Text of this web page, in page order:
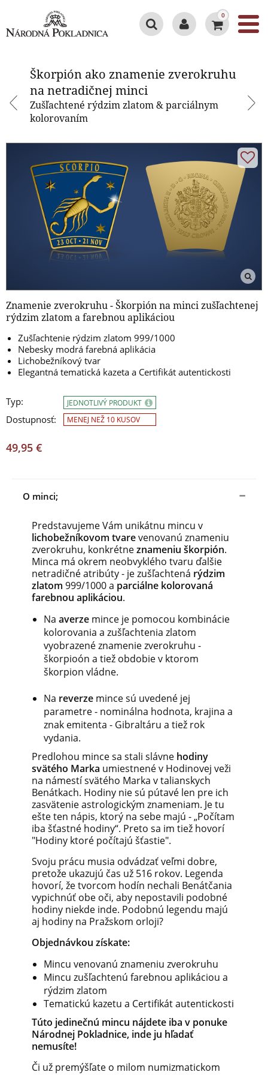
0
Škorpión ako znamenie zverokruhu
na netradičnej minci
Zušľachtené rýdzim zlatom & parciálnym
kolorovaním
Znamenie zverokruhu - Škorpión na minci zušľachtenej
rýdzim zlatom a farebnou aplikáciou
Zušľachtenie rýdzim zlatom 999/1000
Nebesky modrá farebná aplikácia
Lichobežníkový tvar
Elegantná tematická kazeta a Certifikát autentickosti
Typ:
Dostupnosť:
JEDNOTLIVÝ PRODUKT
MENEJ NEŽ 10 KUSOV
49,95 €
O minci;
Predstavujeme Vám unikátnu mincu v
lichobežníkovom tvarevenovanú znameniu
zverokruhu, konkrétneznameniu škorpión.
Minca má okrem neobvyklého tvaru ďalšie
netradičné atribúty - je zušľachtená rýdzim
zlatom 999/1000 a parciálne kolorovaná
farebnou aplikáciou.
Na averze mince je pomocou kombinácie
kolorovania a zušľachtenia zlatom
vyobrazené znamenie zverokruhu -
škorpioón a tiež obdobie v ktorom
škorpion vládne.
Na reverze mince sú uvedené jej
parametre - nominálna hodnota, krajina a
znak emitenta - Gibraltáru a tiež rok
vydania.
Predlohou mince sa stali slávne hodiny
svätého Marka umiestnené v Hodinovej veži
na námestí svätého Marka v talianskych
Benátkach. Hodiny nie sú pútavé len pre ich
zasvätenie astrologickým znameniam. Je tu
ešte ten nápis, ktorý na sebe majú - „Počítam
iba šťastné hodiny“. Preto sa im tiež hovorí
"Hodiny ktoré počítajú šťastie".
Svoju prácu musia odvádzať veľmi dobre,
pretože ukazujú čas už 516 rokov. Legenda
hovorí, že tvorcom hodín nechali Benátčania
vypichnúť obe oči, aby nepostavili podobné
hodiny niekde inde. Podobnú legendu majú
aj hodiny na Pražskom orloji?
Objednávkou získate:
Mincu venovanú znameniu zverokruhu
Mincu zušľachtenú farebnou aplikáciou a
rýdzim zlatom
Tematickú kazetu a Certifikát autentickosti
Túto jedinečnú mincu nájdete iba v ponuke
Národnej Pokladnice, inde ju hľadať
nemusíte!
Či už premýšľate o milom numizmatickom
Škorpión ako znamenie